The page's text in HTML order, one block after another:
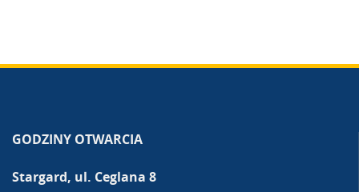
GODZINY OTWARCIA
Stargard, ul. Ceglana 8